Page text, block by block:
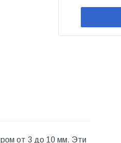
от 3 до 10 мм. Эти